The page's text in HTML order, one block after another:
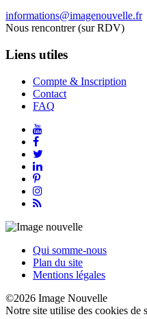
informations@imagenouvelle.fr
Nous rencontrer (sur RDV)
Liens utiles
Compte & Inscription
Contact
FAQ
Qui somme-nous
Plan du site
Mentions légales
©2026 Image Nouvelle
Notre site utilise des cookies de